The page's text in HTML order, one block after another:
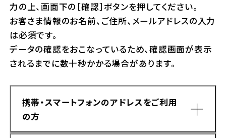
レンタルバイク
洋用品
イベント
お問い合わせ
力の上、画面下の［確認］ボタンを押してください。
お客さま情報のお名前、ご住所、メールアドレスの入力
は必須です。
データの確認をおこなっているため、確認画面が表示
されるまでに数十秒かかる場合があります。
携帯・スマートフォンのアドレスをご利用
の方
宮城県
ホンダドリーム 仙台泉
福島県
ホンダドリーム 西東京
ホンダドリーム 練馬
ホンダドリーム 板橋
ホンダドリーム 大田
ホンダドリーム 名古屋南
ホンダドリーム 小牧
ホンダドリーム 名古屋東
ホンダドリーム 豊橋
ホンダドリーム 箕面
ホンダドリーム 藤井寺
ホンダドリーム 東淀川
京都府
広島県
ホンダドリーム 広島
徳島県
ホンダドリーム 福岡東
ホンダドリーム 久留米
ホンダドリーム 福岡春日
熊本県